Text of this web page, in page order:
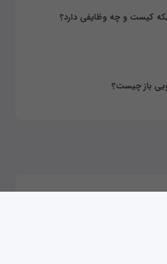
کیست و چه وظایفی دارد؟
باز چیست؟